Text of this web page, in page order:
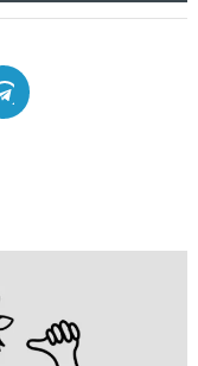
Telegram